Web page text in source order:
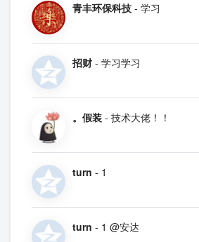
青丰环保科技 - 学习
招财 - 学习学习
。假装 - 技术大佬！！
turn - 1
turn - 1 @安达